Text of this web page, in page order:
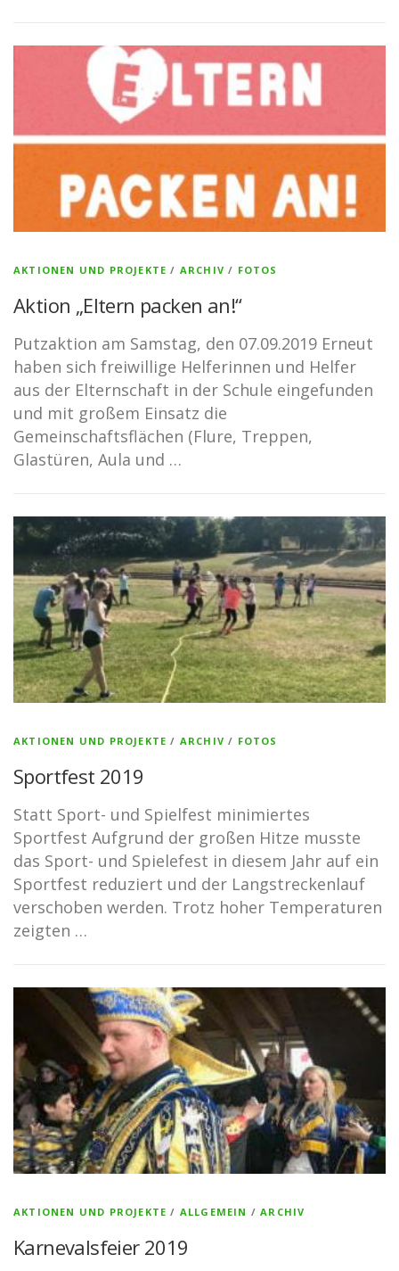
AKTIONEN UND PROJEKTE / ARCHIV / FOTOS
Aktion „Eltern packen an!“
Putzaktion am Samstag, den 07.09.2019 Erneut
haben sich freiwillige Helferinnen und Helfer
aus der Elternschaft in der Schule eingefunden
und mit großem Einsatz die
Gemeinschaftsflächen (Flure, Treppen,
Glastüren, Aula und …
AKTIONEN UND PROJEKTE / ARCHIV / FOTOS
Sportfest 2019
Statt Sport- und Spielfest minimiertes
Sportfest Aufgrund der großen Hitze musste
das Sport- und Spielefest in diesem Jahr auf ein
Sportfest reduziert und der Langstreckenlauf
verschoben werden. Trotz hoher Temperaturen
zeigten …
AKTIONEN UND PROJEKTE / ALLGEMEIN /ARCHIV
Karnevalsfeier 2019